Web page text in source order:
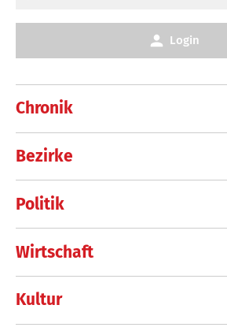
Chronik
Bezirke
Politik
Wirtschaft
Kultur
Login